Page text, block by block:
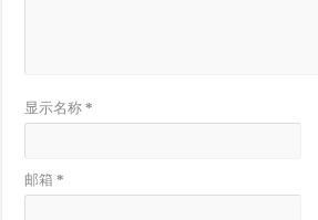
显示名称*
邮箱*